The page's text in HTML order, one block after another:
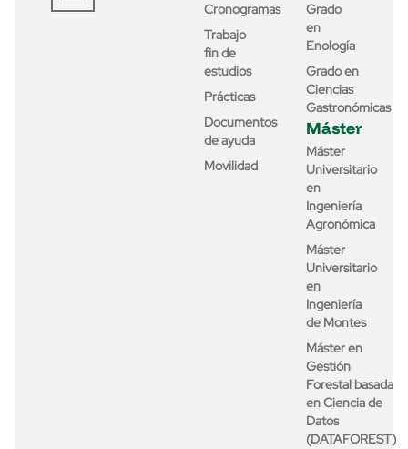
Cronogramas
Trabajo
fin de
estudios
Prácticas
Documentos
de ayuda
Movilidad
Grado
en
Enología
Grado en
Ciencias
Gastronómicas
Máster
Máster
Universitario
en
Ingeniería
Agronómica
Máster
Universitario
en
Ingeniería
de Montes
Máster en
Gestión
Forestal basada
en Ciencia de
Datos
(DATAFOREST)